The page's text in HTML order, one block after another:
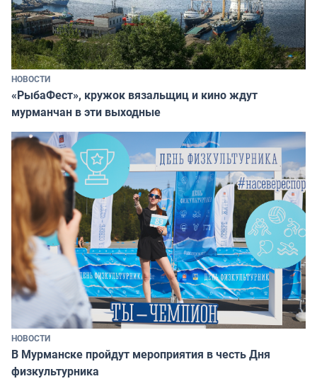
НОВОСТИ
«РыбаФест», кружок вязальщиц и кино ждут
мурманчан в эти выходные
НОВОСТИ
В Мурманске пройдут мероприятия в честь Дня
физкультурника